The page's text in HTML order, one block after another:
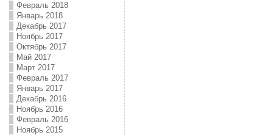
Февраль 2018
Январь 2018
Декабрь 2017
Ноябрь 2017
Октябрь 2017
Май 2017
Март 2017
Февраль 2017
Январь 2017
Декабрь 2016
Ноябрь 2016
Февраль 2016
Ноябрь 2015